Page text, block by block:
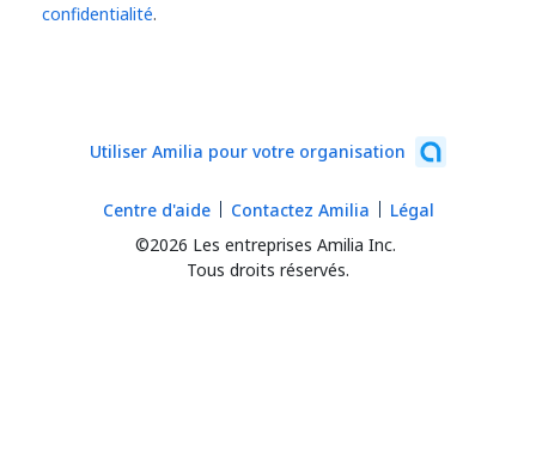
confidentialité.
Utiliser Amilia pour votre organisation
©2026 Les entreprises Amilia Inc.
Tous droits réservés.
Centre d'aide Contactez Amilia Légal